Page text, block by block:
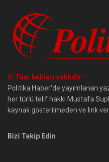
© Tüm hakları saklıdır
Politika Haber'de yayımlanan
her türlü telif hakkı Mustafa
kaynak gösterilmeden ve link
Bizi Takip Edin